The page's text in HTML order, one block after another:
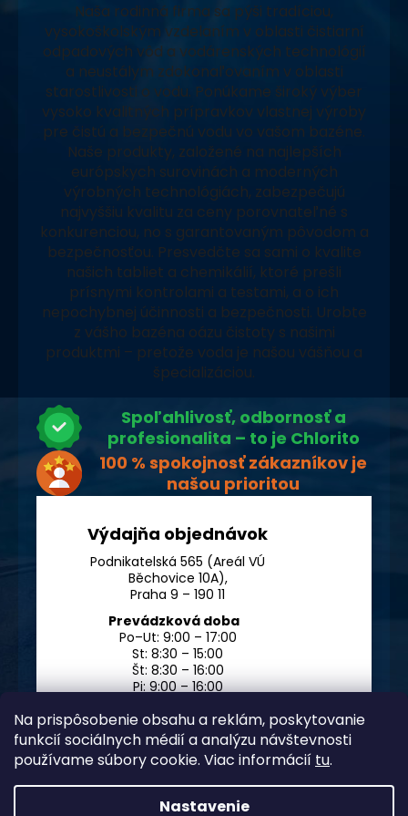
Na prispôsobenie obsahu a reklám, poskytovanie
funkcií sociálnych médií a analýzu návštevnosti
používame súbory cookie. Viac informácií tu.
Nastavenie
Naša rodinná firma sa pýši tradíciou,
vysokoškolským vzdelaním v oblasti čistiarní
odpadových vôd a vodárenských technológií
a neustálym zdokonaľovaním v oblasti
starostlivosti o vodu. Ponúkame široký výber
vysoko kvalitných prípravkov vlastnej výroby
pre čistú a bezpečnú vodu vo vašom bazéne.
Naše produkty, založené na najlepších
európskych surovinách a moderných
výrobných technológiách, zabezpečujú
najvyššiu kvalitu za ceny porovnateľné s
konkurenciou, no s garantovaným pôvodom a
bezpečnosťou. Presvedčte sa sami o kvalite
našich tabliet a chemikálií, ktoré prešli
prísnymi kontrolami a testami, a o ich
nepochybnej účinnosti a bezpečnosti. Urobte
z vášho bazéna oázu čistoty s našimi
produktmi – pretože voda je našou vášňou a
špecializáciou.
Spoľahlivosť, odbornosť a
profesionalita – to je Chlorito
100 % spokojnosť zákazníkov je
našou prioritou
Výdajňa objednávok
Podnikatelská 565 (Areál VÚ
Běchovice 10A),
Praha 9 – 190 11
Prevádzková doba
Po–Ut: 9:00 – 17:00
St: 8:30 – 15:00
Št: 8:30 – 16:00
Pi: 9:00 – 16:00